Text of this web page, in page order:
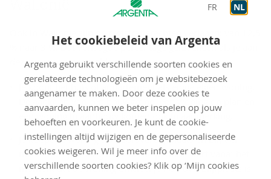
FR NL
Het cookiebeleid van Argenta
Argenta gebruikt verschillende soorten cookies en
gerelateerde technologieën om je websitebezoek
aangenamer te maken. Door deze cookies te
aanvaarden, kunnen we beter inspelen op jouw
behoeften en voorkeuren. Je kunt de cookie-
instellingen altijd wijzigen en de gepersonaliseerde
cookies weigeren. Wil je meer info over de
verschillende soorten cookies? Klik op ‘Mijn cookies
Ook in Wallonië zijn de registratierechten verlaagd: van 12,5
% naar 3 %. Dat verlaagde percentage geldt alleen als je aan
deze voorwaarden voldoet:
Je koopt het huis of appartement als enige eigen woning.
De aankoop van een bouwgrond, een woning op plan en
een woning in aanbouw komen ook in aanmerking.
Je koopt de woning als hoofdverblijfplaats en blijft er
minstens 3 jaar lang wonen. Die periode start vanaf het
moment dat de woning officieel je hoofdverblijfplaats is